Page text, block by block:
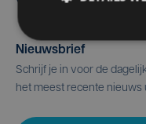
Nieuwsbrief
Schrijf je in voor de
het meest recente nieuws